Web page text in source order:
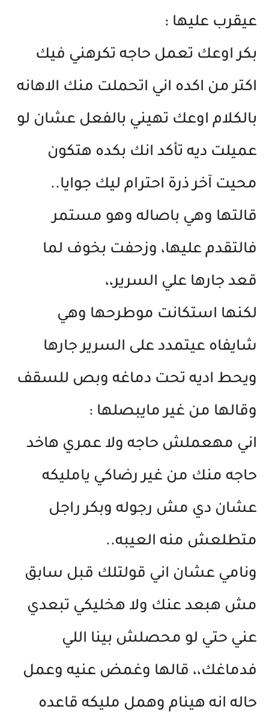
عيقرب عليها :
بكر اوعك تعمل حاجه تكرهني فيك
اكتر من اكده اني اتحملت منك الاهانه
بالكلام اوعك تهيني بالفعل عشان لو
عميلت ديه تأكد انك بكده هتكون
محيت آخر ذرة احترام ليك جوايا..
قالتها وهي باصاله وهو مستمر
فالتقدم عليها، وزحفت بخوف لما
قعد جارها علي السرير،،
لكنها استكانت موطرحها وهي
شايفاه عيتمدد على السرير جارها
ويحط اديه تحت دماغه وبص للسقف
وقالها من غير مايبصلها :
اني مهعملش حاجه ولا عمري هاخد
حاجه منك من غير رضاكي يامليكه
عشان دي مش رجوله وبكر راجل
متطلعش منه العيبه..
ونامي عشان اني قولتلك قبل سابق
مش هبعد عنك ولا هخليكي تبعدي
عني حتي لو محصلش بينا اللي
فدماغك،، قالها وغمض عنيه وعمل
حاله انه هينام وهمل مليكه قاعده